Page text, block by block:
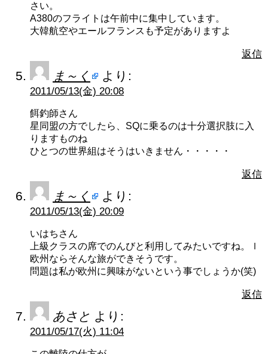
さい。
A380のフライトは午前中に集中しています。
大韓航空やエールフランスも予定がありますよ
返信
ま～く より:
2011/05/13(金) 20:08
餌釣師さん
星同盟の方でしたら、SQに乗るのは十分選択肢に入
りますものね
ひとつの世界組はそうはいきません・・・・・
返信
ま～く より:
2011/05/13(金) 20:09
いはちさん
上級クラスの席でのんびと利用してみたいですね。ｌ
欧州ならそんな旅ができそうです。
問題は私が欧州に興味がないという事でしょうか(笑)
返信
あさと より:
2011/05/17(火) 11:04